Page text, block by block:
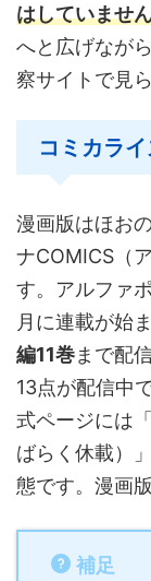
はしていませ
へと広げなが
察サイトで見
コミカラ
漫画版はほお
ナCOMICS（
す。アルファ
月に連載が始
編11巻まで配
13点が配信中
式ページには
ばらく休載）
態です。漫画
補足